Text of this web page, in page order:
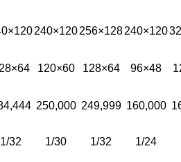
240×120256×128240×120
120×60 128×64 96×48
250,000 249,999 160,000
1/32 1/30 1/32 1/24